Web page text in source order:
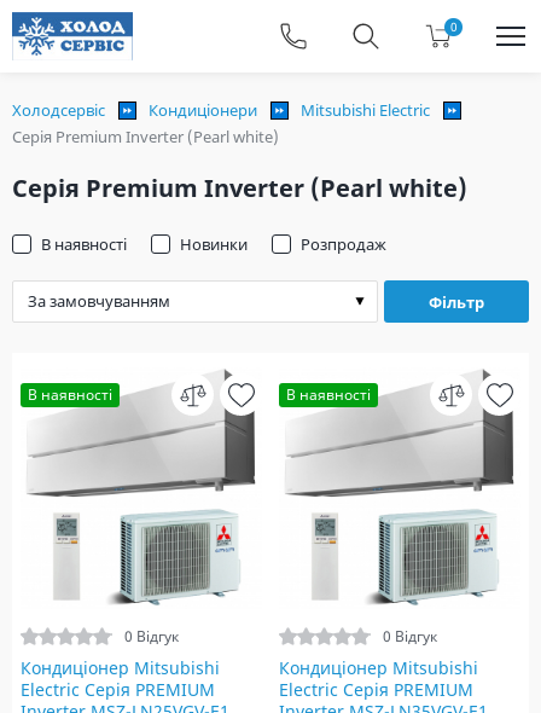
0
Холодсервіс Кондиціонери
Mitsubishi Electric
Серія Premium Inverter (Pearl white)
Серія Premium Inverter (Pearl white)
Фільтр
В наявності Новинки Розпродаж
В наявності
0 Відгук
Кондиціонер Mitsubishi
Electric Серія PREMIUM
В наявності
0 Відгук
Кондиціонер Mitsubishi
Electric Серія PREMIUM